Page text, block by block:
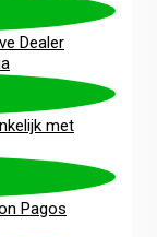
Dealer
met
Pagos